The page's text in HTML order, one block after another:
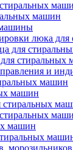
машин
люка
для
стиральных
и
машин
машин
машин
морозильников